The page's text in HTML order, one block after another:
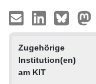
Zugehörige
Institution(en)
am KIT